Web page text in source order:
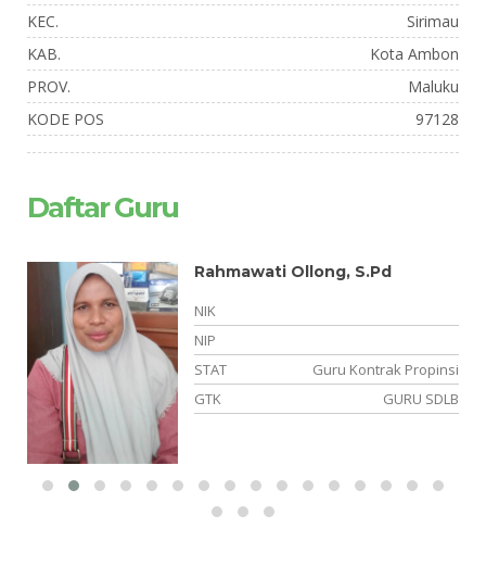
KEC.
Sirimau
KAB.
Kota Ambon
PROV.
Maluku
KODE POS
97128
Daftar Guru
Rahmawati Ollong, S.Pd
NIK
NIP
STAT
Guru Kontrak Propinsi
GTK
GURU SDLB